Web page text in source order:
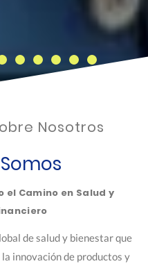
Nosotros
el Camino en Salud y
de salud y bienestar que
innovación de productos y